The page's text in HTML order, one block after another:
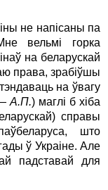
не напісаны па
вельмі горка
на беларускай
права, зрабіўшы
на ўвагу
А.П.) маглі б хіба
справы
што
ў Украіне. Але
падставай для